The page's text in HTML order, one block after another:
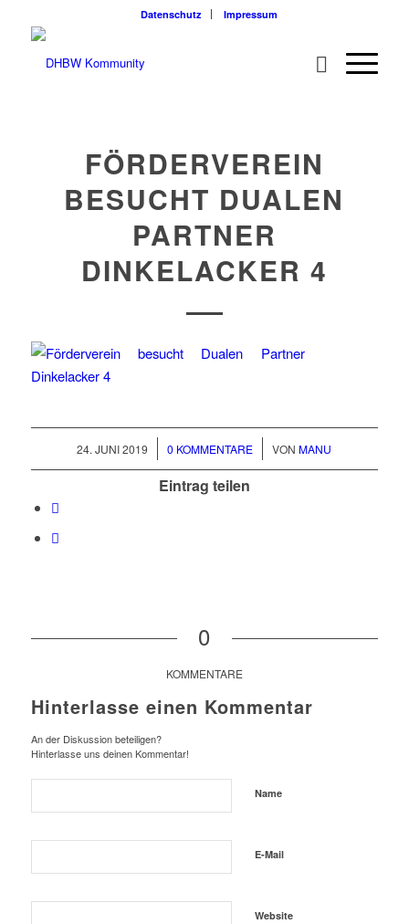
Datenschutz Impressum
FÖRDERVEREIN
BESUCHT DUALEN
PARTNER
DINKELACKER 4
24. JUNI 2019
/ 0 KOMMENTARE
/ VON MANU
Eintrag teilen
0
KOMMENTARE
Hinterlasse einen Kommentar
An der Diskussion beteiligen?
Hinterlasse uns deinen Kommentar!
Name
E-Mail
Website